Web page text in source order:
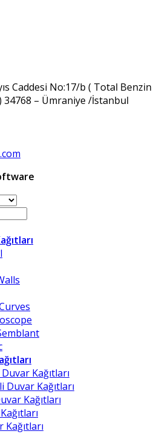
Caddesi No:17/b ( Total Benzin
34768 – Ümraniye /İstanbul
Kağıtları
Duvar Kağıtları
Kağıtları